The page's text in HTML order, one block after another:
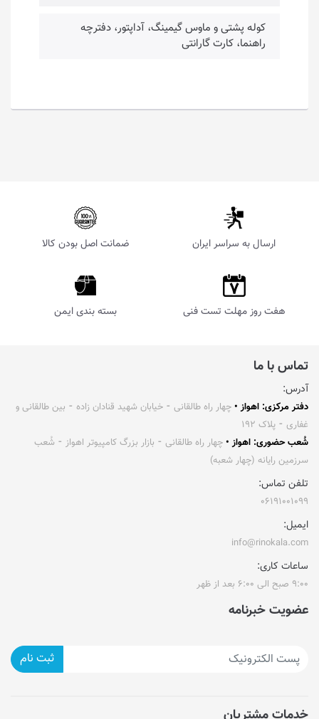
کوله پشتی و ماوس گیمینگ، آداپتور، دفترچه
راهنما، کارت گارانتی
ارسال به سراسر ایران ضمانت اصل بودن کالا
هفت روز مهلت تست فنی بسته بندی ایمن
تماس با ما
آدرس:
دفتر مرکزی: اهواز • چهار راه طالقانی ⁃ خیابان شهید قنادان زاده ⁃ بین طالقانی و
غفاری ⁃ پلاک ۱۹۲
شُعب حضوری: اهواز • چهار راه طالقانی ⁃ بازار بزرگ کامپیوتر اهواز ⁃ شُعب
سرزمین رایانه (چهار شعبه)
تلفن تماس:
۰۶۱۹۱۰۰۱۰۹۹
ایمیل:
info@rinokala.com
ساعات کاری:
۹:۰۰ صبح الی ۶:۰۰ بعد از ظهر
عضویت خبرنامه
ثبت نام